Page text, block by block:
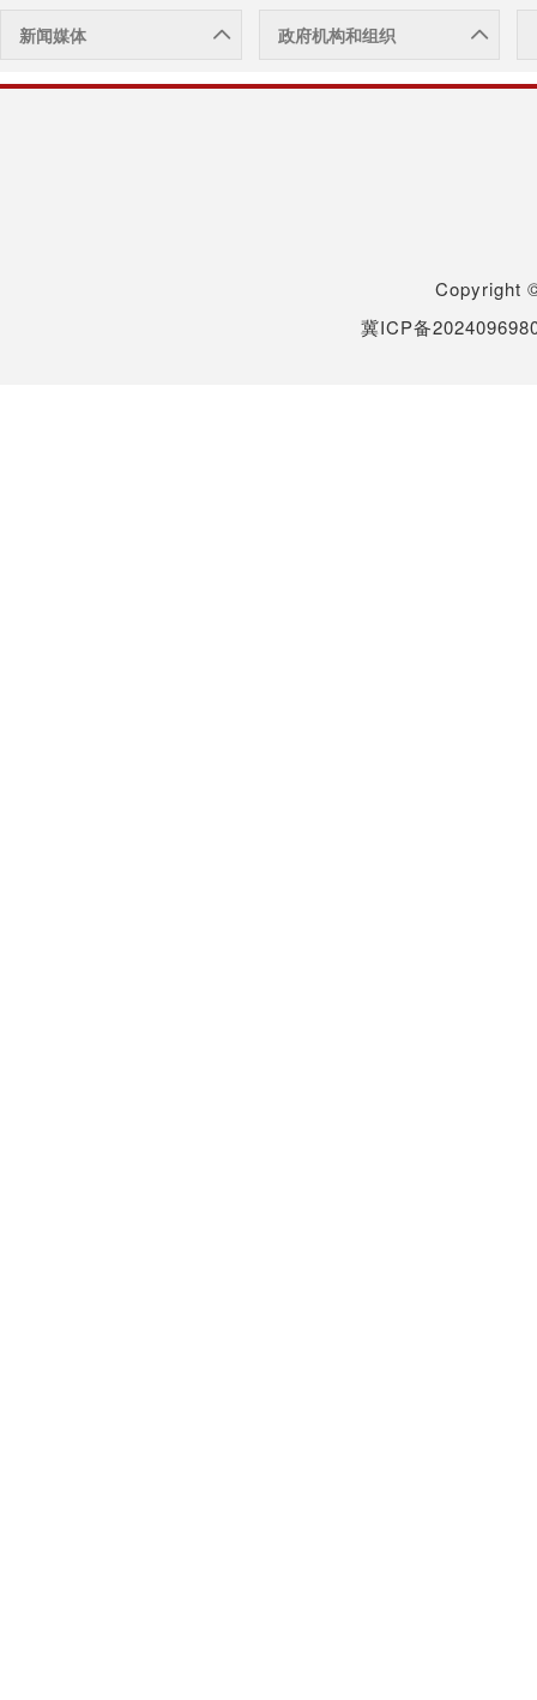
新闻媒体 政府机构和组织
Copyright
冀ICP备